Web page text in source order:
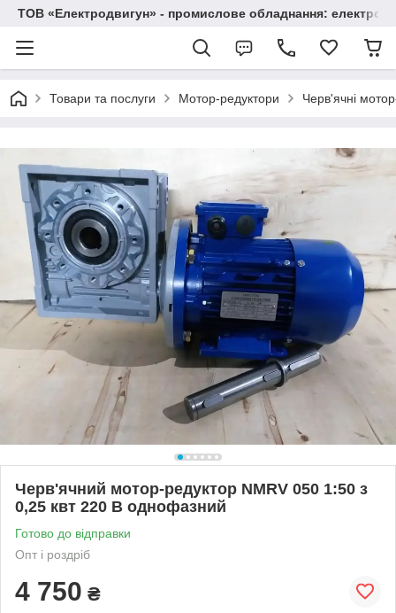
ТОВ «Електродвигун» - промислове обладнання:
Товари та послуги Мотор-редуктори Черв'ячні
Черв'ячний мотор-редуктор NMRV 050 1:50 з
0,25 квт 220 В однофазний
Готово до відправки
Опт і роздріб
4 750 ₴